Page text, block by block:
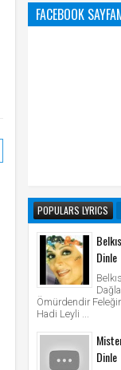
FACEBOOK
POPULARS LYRICS
Dinle
Ömürdendir
Hadi Leyli ...
Dinle